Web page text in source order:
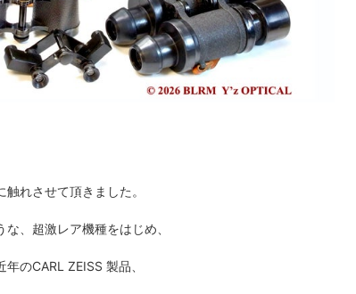
れさせて頂きました。
、超激レア機種をはじめ、
のCARL ZEISS 製品、